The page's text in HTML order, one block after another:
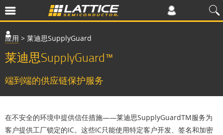
应用 > 莱迪思SupplyGuard
莱迪思SupplyGuard™
端到端的供应链保护服务
在不安全的环境中提供信任措施——莱迪思SupplyGuardTM服务为
客户提供工厂锁定的IC。这些IC只能使用特定客户开发、签名和加密